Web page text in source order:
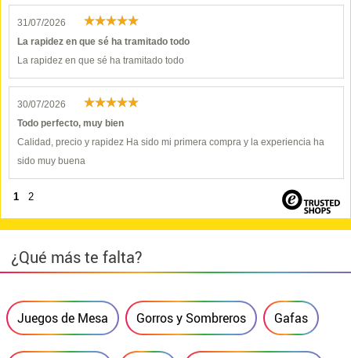
31/07/2026
La rapidez en que sé ha tramitado todo
La rapidez en que sé ha tramitado todo
30/07/2026
Todo perfecto, muy bien
Calidad, precio y rapidez Ha sido mi primera compra y la experiencia ha
sido muy buena
1 2
¿Qué más te falta?
Juegos de Mesa Gorros y Sombreros Gafas